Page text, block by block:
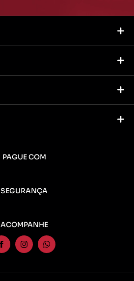
PAGUE COM
SEGURANÇA
ACOMPANHE